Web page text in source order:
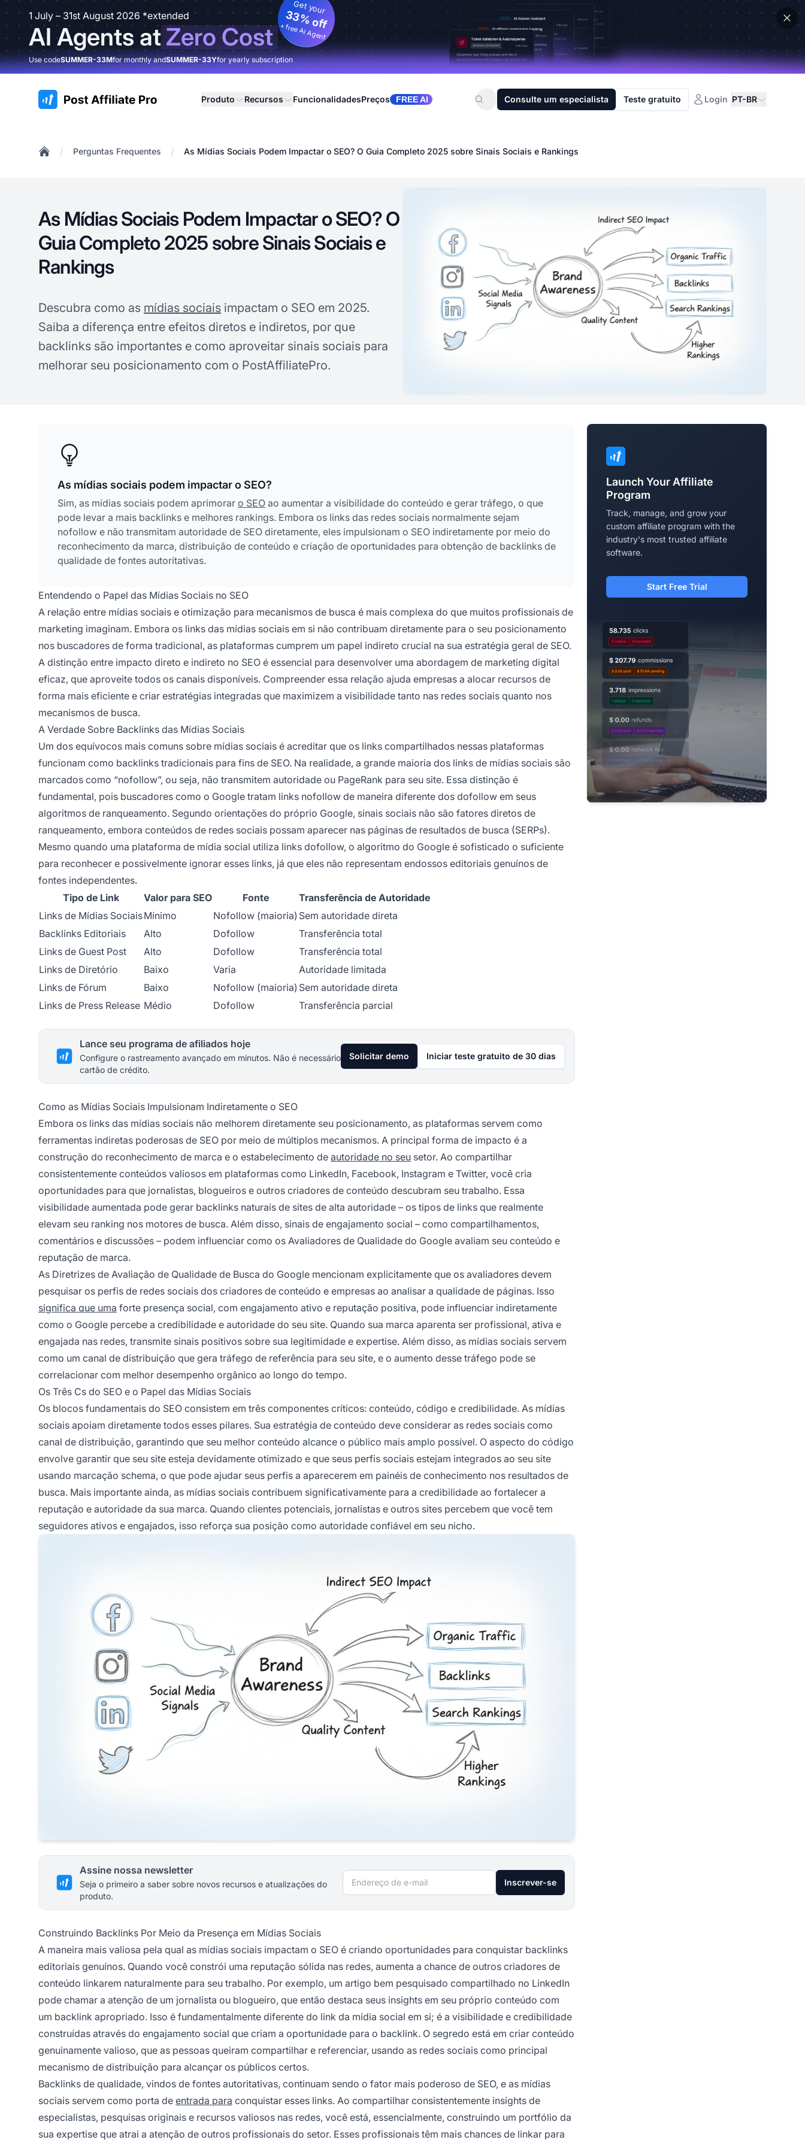
1 July – 31st August 2026 *extended
AI Agents atZero Cost
Get your
33% off
+ free AI Agent
Use codeSUMMER-33Mfor monthly andSUMMER-33Yfor yearly subscription
:site.title Produto Recursos FuncionalidadesPreços FREE AI Consulte um especialista Teste gratuito Login PT-BR
/ Perguntas Frequentes / As Mídias Sociais Podem Impactar o SEO? O Guia Completo 2025 sobre Sinais Sociais e Rankings
As Mídias Sociais Podem Impactar o SEO? O
Guia Completo 2025 sobre Sinais Sociais e
Rankings
Descubra como as mídias sociais impactam o SEO em 2025.
Saiba a diferença entre efeitos diretos e indiretos, por que
backlinks são importantes e como aproveitar sinais sociais para
melhorar seu posicionamento com o PostAffiliatePro.
As mídias sociais podem impactar o SEO?
Sim, as mídias sociais podem aprimorar o SEO ao aumentar a visibilidade do conteúdo e gerar tráfego, o que
pode levar a mais backlinks e melhores rankings. Embora os links das redes sociais normalmente sejam
nofollow e não transmitam autoridade de SEO diretamente, eles impulsionam o SEO indiretamente por meio do
reconhecimento da marca, distribuição de conteúdo e criação de oportunidades para obtenção de backlinks de
qualidade de fontes autoritativas.
Entendendo o Papel das Mídias Sociais no SEO
A relação entre mídias sociais e otimização para mecanismos de busca é mais complexa do que muitos profissionais de
marketing imaginam. Embora os links das mídias sociais em si não contribuam diretamente para o seu posicionamento
nos buscadores de forma tradicional, as plataformas cumprem um papel indireto crucial na sua estratégia geral de SEO.
A distinção entre impacto direto e indireto no SEO é essencial para desenvolver uma abordagem de marketing digital
eficaz, que aproveite todos os canais disponíveis. Compreender essa relação ajuda empresas a alocar recursos de
forma mais eficiente e criar estratégias integradas que maximizem a visibilidade tanto nas redes sociais quanto nos
mecanismos de busca.
A Verdade Sobre Backlinks das Mídias Sociais
Um dos equívocos mais comuns sobre mídias sociais é acreditar que os links compartilhados nessas plataformas
funcionam como backlinks tradicionais para fins de SEO. Na realidade, a grande maioria dos links de mídias sociais são
marcados como “nofollow”, ou seja, não transmitem autoridade ou PageRank para seu site. Essa distinção é
fundamental, pois buscadores como o Google tratam links nofollow de maneira diferente dos dofollow em seus
algoritmos de ranqueamento. Segundo orientações do próprio Google, sinais sociais não são fatores diretos de
ranqueamento, embora conteúdos de redes sociais possam aparecer nas páginas de resultados de busca (SERPs).
Mesmo quando uma plataforma de mídia social utiliza links dofollow, o algoritmo do Google é sofisticado o suficiente
para reconhecer e possivelmente ignorar esses links, já que eles não representam endossos editoriais genuínos de
fontes independentes.
Tipo de Link
Valor para SEO Fonte
Transferência de Autoridade
Links de Mídias SociaisMínimo Nofollow (maioria) Sem autoridade direta
Backlinks Editoriais
Alto Dofollow
Transferência total
Links de Guest Post
Alto Dofollow
Transferência total
Links de Diretório
Baixo Varia
Autoridade limitada
Links de Fórum
Baixo Nofollow (maioria) Sem autoridade direta
Links de Press Release Médio Dofollow Transferência parcial
Lance seu programa de afiliados hoje
Configure o rastreamento avançado em minutos. Não é necessário
cartão de crédito.
Solicitar demo Iniciar teste gratuito de 30 dias
Como as Mídias Sociais Impulsionam Indiretamente o SEO
Embora os links das mídias sociais não melhorem diretamente seu posicionamento, as plataformas servem como
ferramentas indiretas poderosas de SEO por meio de múltiplos mecanismos. A principal forma de impacto é a
construção do reconhecimento de marca e o estabelecimento de autoridade no seu setor. Ao compartilhar
consistentemente conteúdos valiosos em plataformas como LinkedIn, Facebook, Instagram e Twitter, você cria
oportunidades para que jornalistas, blogueiros e outros criadores de conteúdo descubram seu trabalho. Essa
visibilidade aumentada pode gerar backlinks naturais de sites de alta autoridade – os tipos de links que realmente
elevam seu ranking nos motores de busca. Além disso, sinais de engajamento social – como compartilhamentos,
comentários e discussões – podem influenciar como os Avaliadores de Qualidade do Google avaliam seu conteúdo e
reputação de marca.
As Diretrizes de Avaliação de Qualidade de Busca do Google mencionam explicitamente que os avaliadores devem
pesquisar os perfis de redes sociais dos criadores de conteúdo e empresas ao analisar a qualidade de páginas. Isso
significa que uma forte presença social, com engajamento ativo e reputação positiva, pode influenciar indiretamente
como o Google percebe a credibilidade e autoridade do seu site. Quando sua marca aparenta ser profissional, ativa e
engajada nas redes, transmite sinais positivos sobre sua legitimidade e expertise. Além disso, as mídias sociais servem
como um canal de distribuição que gera tráfego de referência para seu site, e o aumento desse tráfego pode se
correlacionar com melhor desempenho orgânico ao longo do tempo.
Os Três Cs do SEO e o Papel das Mídias Sociais
Os blocos fundamentais do SEO consistem em três componentes críticos: conteúdo, código e credibilidade. As mídias
sociais apoiam diretamente todos esses pilares. Sua estratégia de conteúdo deve considerar as redes sociais como
canal de distribuição, garantindo que seu melhor conteúdo alcance o público mais amplo possível. O aspecto do código
envolve garantir que seu site esteja devidamente otimizado e que seus perfis sociais estejam integrados ao seu site
usando marcação schema, o que pode ajudar seus perfis a aparecerem em painéis de conhecimento nos resultados de
busca. Mais importante ainda, as mídias sociais contribuem significativamente para a credibilidade ao fortalecer a
reputação e autoridade da sua marca. Quando clientes potenciais, jornalistas e outros sites percebem que você tem
seguidores ativos e engajados, isso reforça sua posição como autoridade confiável em seu nicho.
Assine nossa newsletter
Seja o primeiro a saber sobre novos recursos e atualizações do
produto.
Endereço de e-mail Inscrever-se
Construindo Backlinks Por Meio da Presença em Mídias Sociais
A maneira mais valiosa pela qual as mídias sociais impactam o SEO é criando oportunidades para conquistar backlinks
editoriais genuínos. Quando você constrói uma reputação sólida nas redes, aumenta a chance de outros criadores de
conteúdo linkarem naturalmente para seu trabalho. Por exemplo, um artigo bem pesquisado compartilhado no LinkedIn
pode chamar a atenção de um jornalista ou blogueiro, que então destaca seus insights em seu próprio conteúdo com
um backlink apropriado. Isso é fundamentalmente diferente do link da mídia social em si; é a visibilidade e credibilidade
construídas através do engajamento social que criam a oportunidade para o backlink. O segredo está em criar conteúdo
genuinamente valioso, que as pessoas queiram compartilhar e referenciar, usando as redes sociais como principal
mecanismo de distribuição para alcançar os públicos certos.
Backlinks de qualidade, vindos de fontes autoritativas, continuam sendo o fator mais poderoso de SEO, e as mídias
sociais servem como porta de entrada para conquistar esses links. Ao compartilhar consistentemente insights de
especialistas, pesquisas originais e recursos valiosos nas redes, você está, essencialmente, construindo um portfólio da
sua expertise que atrai a atenção de outros profissionais do setor. Esses profissionais têm mais chances de linkar para
Launch Your Affiliate
Program
Track, manage, and grow your
custom affiliate program with the
industry's most trusted affiliate
software.
Start Free Trial